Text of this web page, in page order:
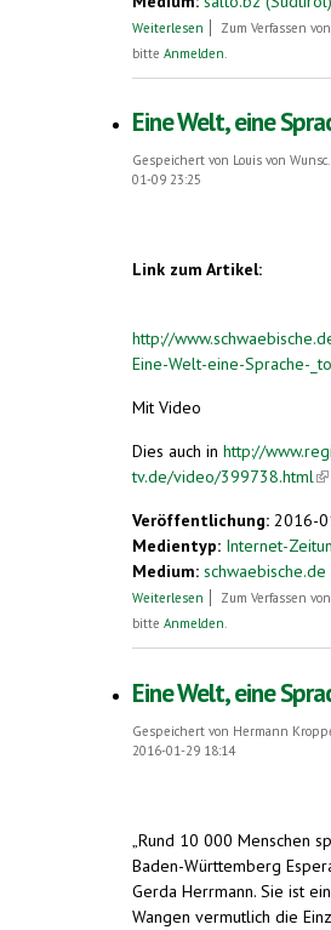
Weiterlesen über Ein (neuer)
Zum Verfassen
bitte Anmelden
Eine Welt, eine
Gespeichert von Louis von
01-09 23:25
Link zum Artikel:
http://
Eine-Welt-eine-Sprache-
Mit Video
Dies auch in http://
tv.de/video/399738.html
Veröffentlichung: 2016-
Medientyp: Internet-
Medium: schwaebische.de
Weiterlesen über Eine Welt, eine
Zum Verfassen
bitte Anmelden.
Eine Welt, eine
Gespeichert von Hermann
2016-01-29 18:14
„Rund 10 000 Menschen
Baden-Württemberg
Gerda Herrmann. Sie ist
Wangen vermutlich die